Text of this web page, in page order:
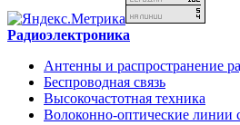
Радиоэлектроника
Антенны и распространение
Беспроводная связь
Высокочастотная техника
Волоконно-оптические